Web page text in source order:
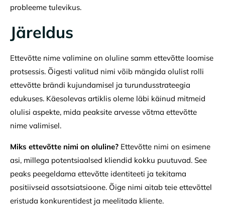
probleeme tulevikus.
Järeldus
Ettevõtte nime valimine on oluline samm ettevõtte loomise
protsessis. Õigesti valitud nimi võib mängida olulist rolli
ettevõtte brändi kujundamisel ja turundusstrateegia
edukuses. Käesolevas artiklis oleme läbi käinud mitmeid
olulisi aspekte, mida peaksite arvesse võtma ettevõtte
nime valimisel.
Miks ettevõtte nimi on oluline? Ettevõtte nimi on esimene
asi, millega potentsiaalsed kliendid kokku puutuvad. See
peaks peegeldama ettevõtte identiteeti ja tekitama
positiivseid assotsiatsioone. Õige nimi aitab teie ettevõttel
eristuda konkurentidest ja meelitada kliente.